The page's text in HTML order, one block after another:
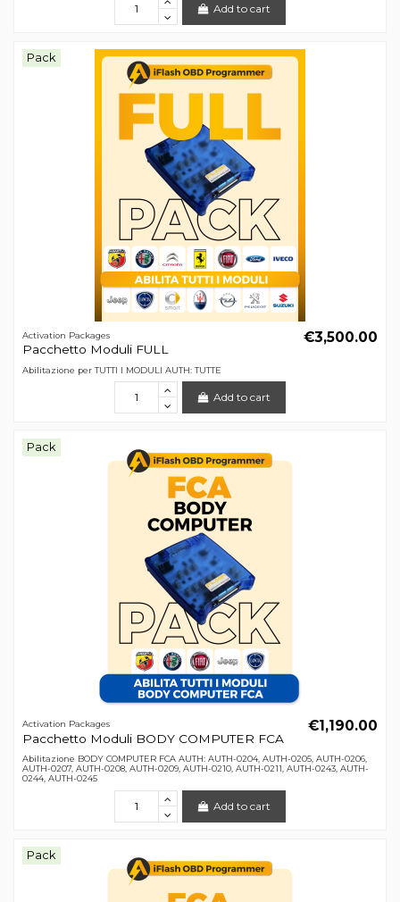
Add to cart
Pack
Activation Packages
Pacchetto Moduli FULL
€3,500.00
Abilitazione per TUTTI I MODULI AUTH: TUTTE
Add to cart
Pack
Activation Packages
Pacchetto Moduli BODY COMPUTER FCA
€1,190.00
Abilitazione BODY COMPUTER FCA AUTH: AUTH-0204, AUTH-0205, AUTH-0206,
AUTH-0207, AUTH-0208, AUTH-0209, AUTH-0210, AUTH-0211, AUTH-0243, AUTH-
0244, AUTH-0245
Add to cart
Pack